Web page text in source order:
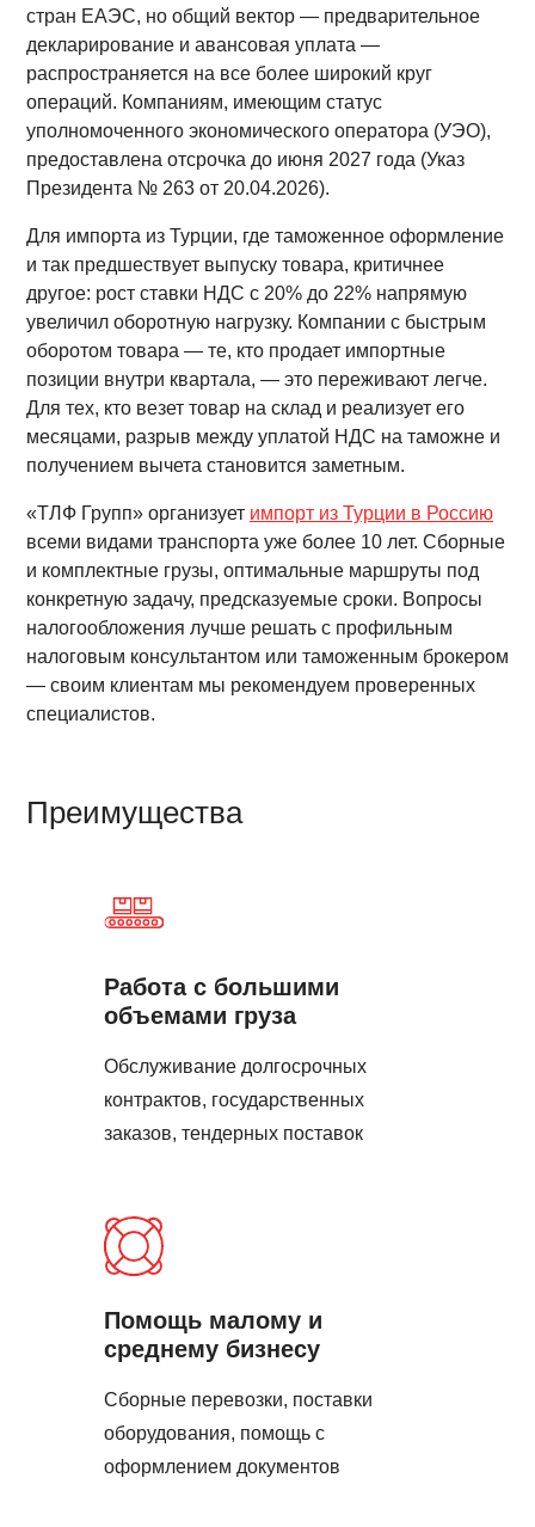
стран ЕАЭС, но общий вектор — предварительное
декларирование и авансовая уплата —
распространяется на все более широкий круг
операций. Компаниям, имеющим статус
уполномоченного экономического оператора (УЭО),
предоставлена отсрочка до июня 2027 года (Указ
Президента № 263 от 20.04.2026).
Для импорта из Турции, где таможенное оформление
и так предшествует выпуску товара, критичнее
другое: рост ставки НДС с 20% до 22% напрямую
увеличил оборотную нагрузку. Компании с быстрым
оборотом товара — те, кто продает импортные
позиции внутри квартала, — это переживают легче.
Для тех, кто везет товар на склад и реализует его
месяцами, разрыв между уплатой НДС на таможне и
получением вычета становится заметным.
«ТЛФ Групп» организует импорт из Турции в Россию
всеми видами транспорта уже более 10 лет. Сборные
и комплектные грузы, оптимальные маршруты под
конкретную задачу, предсказуемые сроки. Вопросы
налогообложения лучше решать с профильным
налоговым консультантом или таможенным брокером
— своим клиентам мы рекомендуем проверенных
специалистов.
Преимущества
Работа с большими
объемами груза
Обслуживание долгосрочных
контрактов, государственных
заказов, тендерных поставок
Помощь малому и
среднему бизнесу
Сборные перевозки, поставки
оборудования, помощь с
оформлением документов